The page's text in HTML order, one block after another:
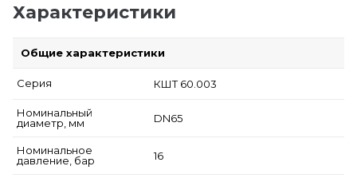
Характеристики
Общие характеристики
Серия КШТ 60.003
Номинальный
диаметр, мм
DN65
Номинальное
давление, бар
16